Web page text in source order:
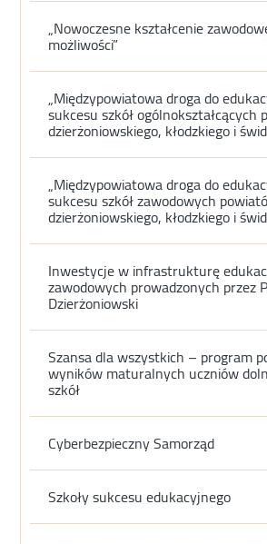
„Nowoczesne kształcenie
możliwości”
„Międzypowiatowa droga do
sukcesu szkół ogólnokształcących
dzierżoniowskiego, kłodzkiego i
„Międzypowiatowa droga do
sukcesu szkół zawodowych
dzierżoniowskiego, kłodzkiego i
Inwestycje w infrastrukturę
zawodowych prowadzonych przez
Dzierżoniowski
Szansa dla wszystkich – program
wyników maturalnych uczniów
szkół
Cyberbezpieczny Samorząd
Szkoły sukcesu edukacyjnego